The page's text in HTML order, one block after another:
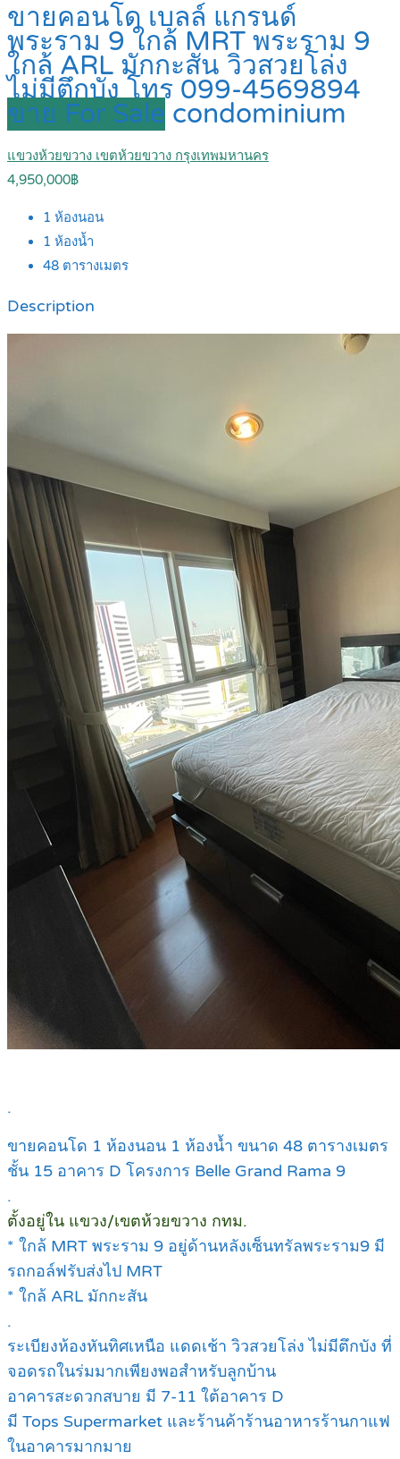
ขายคอนโด เบลล์ แกรนด์
พระราม 9 ใกล้ MRT พระราม 9
ใกล้ ARL มักกะสัน วิวสวยโล่ง
ไม่มีตึกบัง โทร 099-4569894
ขาย For Sale condominium
แขวงห้วยขวาง เขตห้วยขวาง กรุงเทพมหานคร
4,950,000฿
1 ห้องนอน
1 ห้องน้ำ
48 ตารางเมตร
Description
.
ขายคอนโด 1 ห้องนอน 1 ห้องน้ำ ขนาด 48 ตารางเมตร
ชั้น 15 อาคาร D โครงการ Belle Grand Rama 9
.
ตั้งอยู่ใน แขวง/เขตห้วยขวาง กทม.
* ใกล้ MRT พระราม 9 อยู่ด้านหลังเซ็นทรัลพระราม9 มี
รถกอล์ฟรับส่งไป MRT
* ใกล้ ARL มักกะสัน
.
ระเบียงห้องหันทิศเหนือ แดดเช้า วิวสวยโล่ง ไม่มีตึกบัง ที่
จอดรถในร่มมากเพียงพอสำหรับลูกบ้าน
อาคารสะดวกสบาย มี 7-11 ใต้อาคาร D
มี Tops Supermarket และร้านค้าร้านอาหารร้านกาแฟ
ในอาคารมากมาย